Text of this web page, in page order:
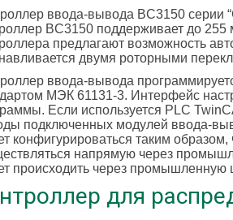
ввода-вывода BC3150 серии
BC3150 поддерживает до
предлагают возможность
двумя роторными
ввода-вывода
МЭК 61131-3. Интерфейс
Если используется PLC
подключенных модулей ввода-
конфигурироваться таким
напрямую через
происходить через промышленную
для